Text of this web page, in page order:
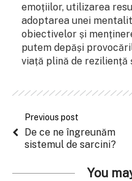
emoțiilor, utilizarea
adoptarea unei
obiectivelor și
putem depăși
viață plină de reziliență
Previous post
De ce ne îngreunăm
sistemul de sarcini?
You